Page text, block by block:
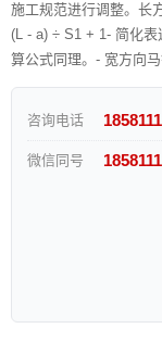
施工规范进行调整。长
(L - a) ÷ S1 + 1- 简化
算公式同理。- 宽方向
咨询电话
微信同号